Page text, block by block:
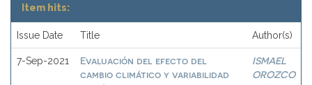
Item hits:
Issue Date Title Author(s)
7-Sep-2021
Evaluación del efecto del
cambio climático y variabilidad
ISMAEL
OROZCO